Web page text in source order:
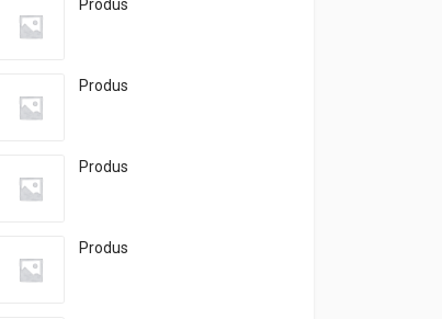
Produs
Produs
Produs
Produs